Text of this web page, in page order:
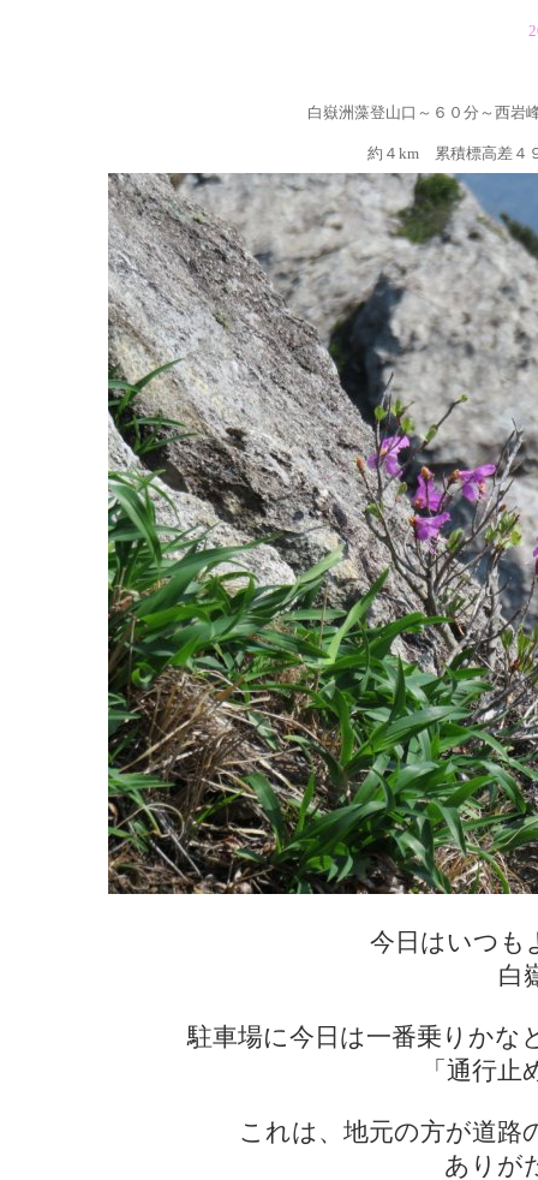
白嶽洲藻登山口～６０分～西岩
約４km 累積標高差４
今日はいつも
白
駐車場に今日は一番乗りかな
「通行
これは、地元の方が道路
ありが